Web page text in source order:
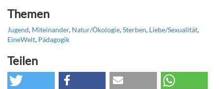
Themen
Jugend, Miteinander, Natur/Ökologie,Sterben, Liebe/Sexualität,
EineWelt, Pädagogik
Teilen